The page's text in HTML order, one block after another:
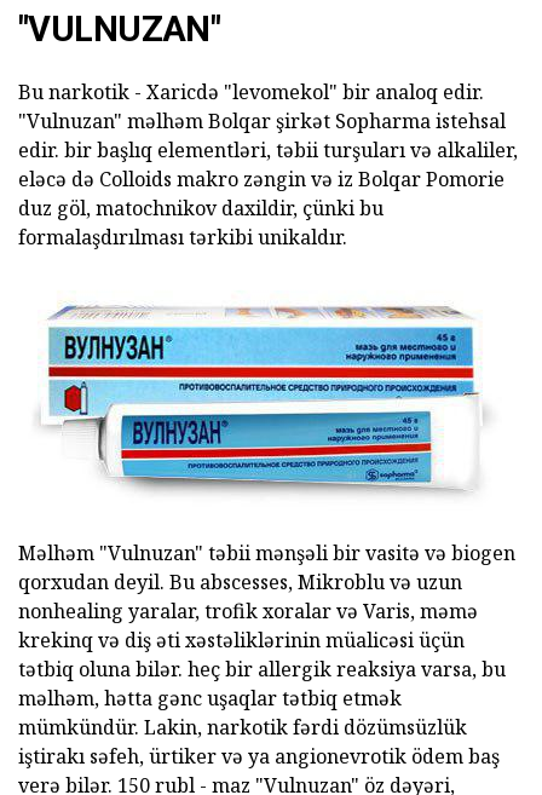
"VULNUZAN"
Bu narkotik - Xaricdə "levomekol" bir analoq edir.
"Vulnuzan" məlhəm Bolqar şirkət Sopharma istehsal
edir. bir başlıq elementləri, təbii turşuları və alkaliler,
eləcə də Colloids makro zəngin və iz Bolqar Pomorie
duz göl, matochnikov daxildir, çünki bu
formalaşdırılması tərkibi unikaldır.
Məlhəm "Vulnuzan" təbii mənşəli bir vasitə və biogen
qorxudan deyil. Bu abscesses, Mikroblu və uzun
nonhealing yaralar, trofik xoralar və Varis, məmə
krekinq və diş əti xəstəliklərinin müalicəsi üçün
tətbiq oluna bilər. heç bir allergik reaksiya varsa, bu
məlhəm, hətta gənc uşaqlar tətbiq etmək
mümkündür. Lakin, narkotik fərdi dözümsüzlük
iştirakı səfeh, ürtiker və ya angionevrotik ödem baş
verə bilər. 150 rubl - maz "Vulnuzan" öz dəyəri,